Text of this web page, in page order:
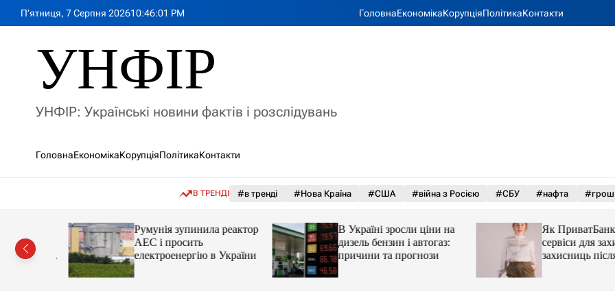
П’ятниця, 7 Серпня 202610:46:03 PM ГоловнаЕкономікаКорупціяПолітикаКонтакти
УНФІР
УНФІР: Українські новини фактів і розслідувань
ГоловнаЕкономікаКорупціяПолітикаКонтакти
В ТРЕНДІ #в тренді #Нова Країна #США #війна з Росією #СБУ #нафта
цін і
Румунія зупинила реактор
АЕС і просить
електроенергію в України
В Україні зросли ціни на
дизель бензин і автогаз:
причини та прогнози
Як ПриватБанк
сервіси для
захисниць після